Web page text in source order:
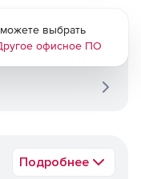
Подробнее
выбрать
офисное ПО